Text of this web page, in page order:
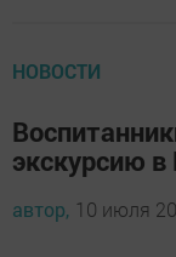
НОВОСТИ
экскурсию
автор, 10 июля